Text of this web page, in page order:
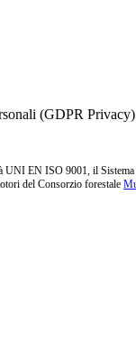
(GDPR
UNI EN ISO 9001, il
del Consorzio forestale